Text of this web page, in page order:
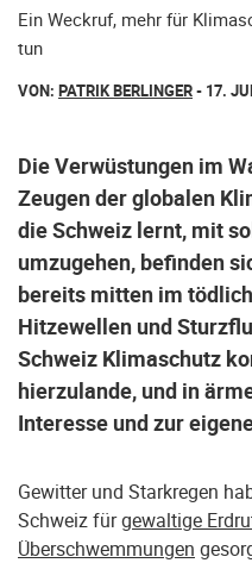
Ein Weckruf, mehr für
tun
VON: PATRIK BERLINGER- 17.
Die Verwüstungen im
Zeugen der globalen
die Schweiz lernt, mit
umzugehen, befinden
bereits mitten im
Hitzewellen und
Schweiz Klimaschutz
hierzulande, und in
Interesse und zur
Gewitter und Starkregen
Schweiz fürgewaltige
Überschwemmungen